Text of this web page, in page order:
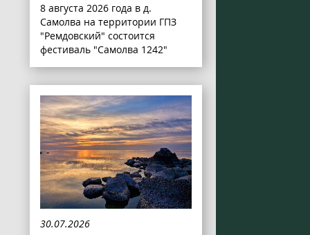
8 августа 2026 года в д.
Самолва на территории ГПЗ
"Ремдовский" состоится
фестиваль "Самолва 1242"
30.07.2026